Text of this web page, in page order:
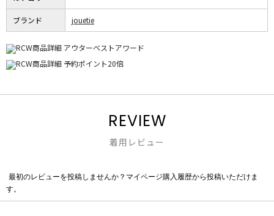
ブランド jouetie
REVIEW
着用レビュー
評
価
最初のレビューを投稿しませんか？マイページ購入履歴から投稿いただけま
す。